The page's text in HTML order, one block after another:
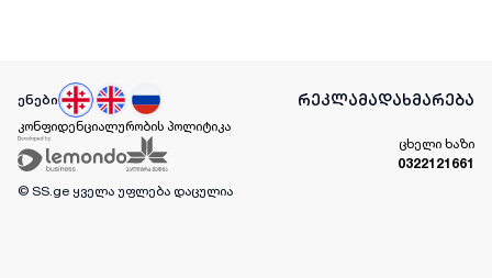
ენები რეკლამადახმარება
კონფიდენციალურობის პოლიტიკა
ცხელი ხაზი
0322121661
© SS.ge ყველა უფლება დაცულია